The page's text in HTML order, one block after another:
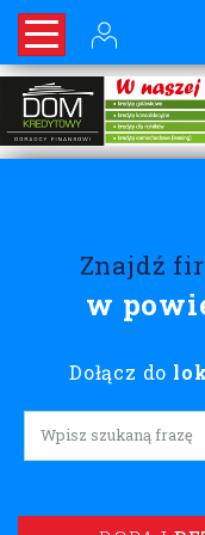
Znajdź
w
Dołącz do
Lorem ipsum